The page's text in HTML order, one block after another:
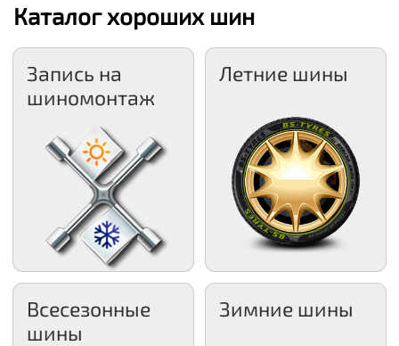
Каталог хороших шин
Запись на
шиномонтаж
Летние шины
Всесезонные
шины
Зимние шины